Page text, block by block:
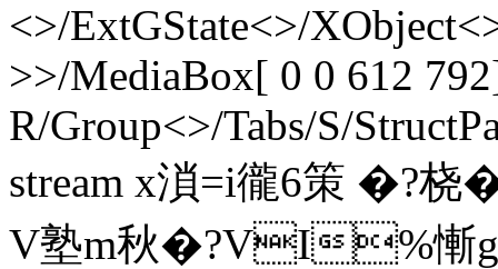
<>/ExtGState<>/
>>/MediaBox[ 0 0 612
R/Group<>/Tabs/S/
stream x溑=i徿6策 �?
V塾m秋�?VI%慚g